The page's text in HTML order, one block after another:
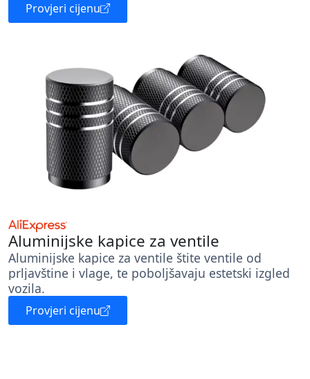
Provjeri cijenu
Aluminijske kapice za ventile
Aluminijske kapice za ventile štite ventile od
prljavštine i vlage, te poboljšavaju estetski izgled
vozila.
Provjeri cijenu